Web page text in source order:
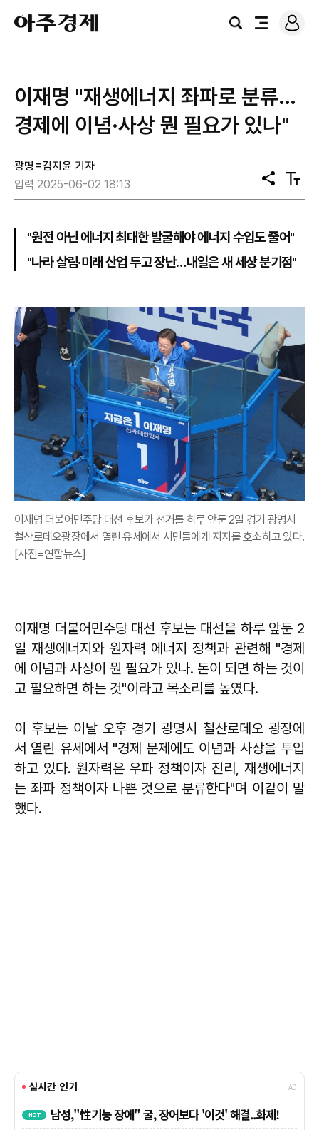
아
주
경
검
전
로
그
이재명 "재생에너지 좌파로 분류…
경제에 이념·사상 뭔 필요가 있나"
광명=김지윤 기자
입력 2025-06-02 18:13
공
유
텍
스
기
"원전 아닌 에너지 최대한 발굴해야 에너지 수입도 줄어"
"나라 살림·미래 산업 두고 장난…내일은 새 세상 분기점"
이재명 더불어민주당 대선 후보가 선거를 하루 앞둔 2일 경기 광명시
철산로데오광장에서 열린 유세에서 시민들에게 지지를 호소하고 있다.
[사진=연합뉴스]
이재명 더불어민주당 대선 후보는 대선을 하루 앞둔 2
일 재생에너지와 원자력 에너지 정책과 관련해 "경제
에 이념과 사상이 뭔 필요가 있나. 돈이 되면 하는 것이
고 필요하면 하는 것"이라고 목소리를 높였다.
이 후보는 이날 오후 경기 광명시 철산로데오 광장에
서 열린 유세에서 "경제 문제에도 이념과 사상을 투입
하고 있다. 원자력은 우파 정책이자 진리, 재생에너지
는 좌파 정책이자 나쁜 것으로 분류한다"며 이같이 말
했다.